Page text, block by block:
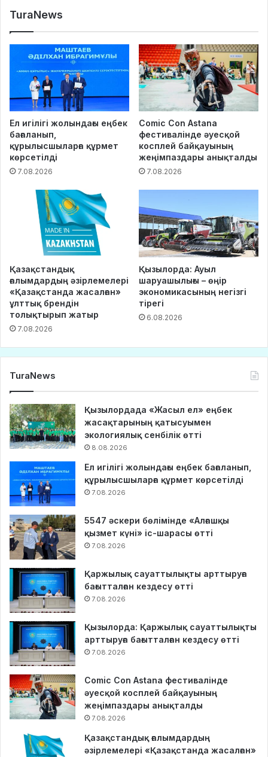
TuraNews
Ел игілігі жолындағы еңбек
бағаланып,
құрылысшыларға құрмет
көрсетілді
7.08.2026
Comic Con Astana
фестивалінде әуесқой
косплей байқауының
жеңімпаздары анықталды
7.08.2026
Қазақстандық
ғалымдардың әзірлемелері
«Қазақстанда жасалған»
ұлттық брендін
толықтырып жатыр
7.08.2026
Қызылорда: Ауыл
шаруашылығы – өңір
экономикасының негізгі
тірегі
6.08.2026
TuraNews
Қызылордада «Жасыл ел» еңбек
жасақтарының қатысуымен
экологиялық сенбілік өтті
8.08.2026
Ел игілігі жолындағы еңбек бағаланып,
құрылысшыларға құрмет көрсетілді
7.08.2026
5547 әскери бөлімінде «Алғашқы
қызмет күні» іс-шарасы өтті
7.08.2026
Қаржылық сауаттылықты арттыруға
бағытталған кездесу өтті
7.08.2026
Қызылорда: Қаржылық сауаттылықты
арттыруға бағытталған кездесу өтті
7.08.2026
Comic Con Astana фестивалінде
әуесқой косплей байқауының
жеңімпаздары анықталды
7.08.2026
Қазақстандық ғалымдардың
әзірлемелері «Қазақстанда жасалған»